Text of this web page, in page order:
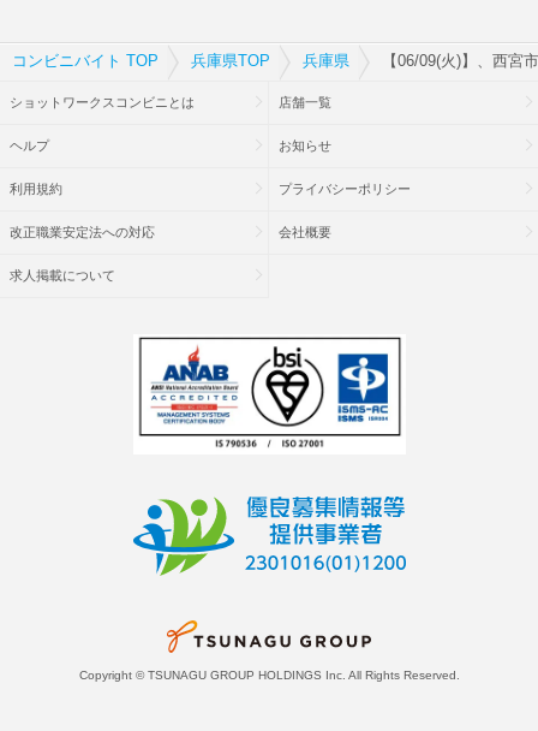
コンビニバイト TOP 兵庫県TOP 兵庫県 【06/09(火)】、西宮
ショットワークスコンビニとは 店舗一覧
ヘルプ お知らせ
利用規約 プライバシーポリシー
改正職業安定法への対応 会社概要
求人掲載について
Copyright © TSUNAGU GROUP HOLDINGS Inc. All Rights Reserved.